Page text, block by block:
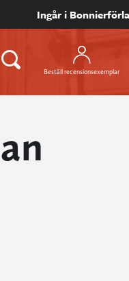
Ingår i
Beställ recensionsexemplar